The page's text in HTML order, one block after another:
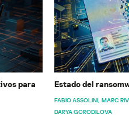
para
Estado del
FABIO ASSOLINI MARC
DARYA GORODILOVA